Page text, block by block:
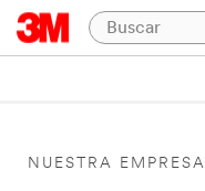
NUESTRA EMPRESA